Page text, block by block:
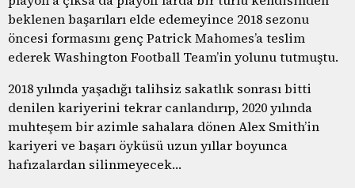
beklenen başarıları elde edemeyince 2018 sezonu
öncesi formasını genç Patrick Mahomes’a teslim
ederek Washington Football Team’in yolunu tutmuştu.
2018 yılında yaşadığı talihsiz sakatlık sonrası bitti
denilen kariyerini tekrar canlandırıp, 2020 yılında
muhteşem bir azimle sahalara dönen Alex Smith’in
kariyeri ve başarı öyküsü uzun yıllar boyunca
hafızalardan silinmeyecek…